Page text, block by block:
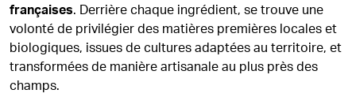
françaises. Derrière chaque ingrédient, se trouve une
volonté de privilégier des matières premières locales et
biologiques, issues de cultures adaptées au territoire, et
transformées de manière artisanale au plus près des
champs.